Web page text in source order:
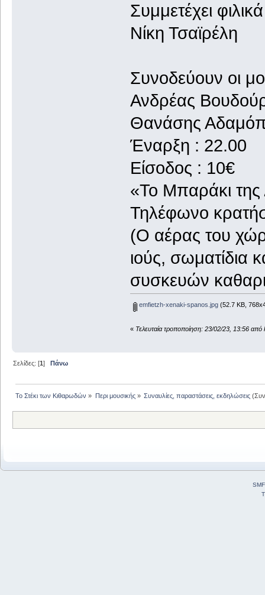
Συμμετέχει
Νίκη Τσαϊρέλη
Συνοδεύουν οι
Ανδρέας
Θανάσης
Έναρξη : 22.00
Είσοδος : 10€
«Το Μπαράκι της
Τηλέφωνο
(Ο αέρας του
ιούς, σωματίδια
συσκευών
emfietzh-xenaki-spanos.jpg(52.7 KB,
« Τελευταία τροποποίηση: 23/02/23, 13:56 από
Σελίδες: [1]Πάνω
Το Στέκι των Κιθαρωδών » Περι μουσικής» Συναυλίες, παραστάσεις, εκδηλώσεις